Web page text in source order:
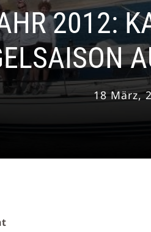
2012:
18 März,